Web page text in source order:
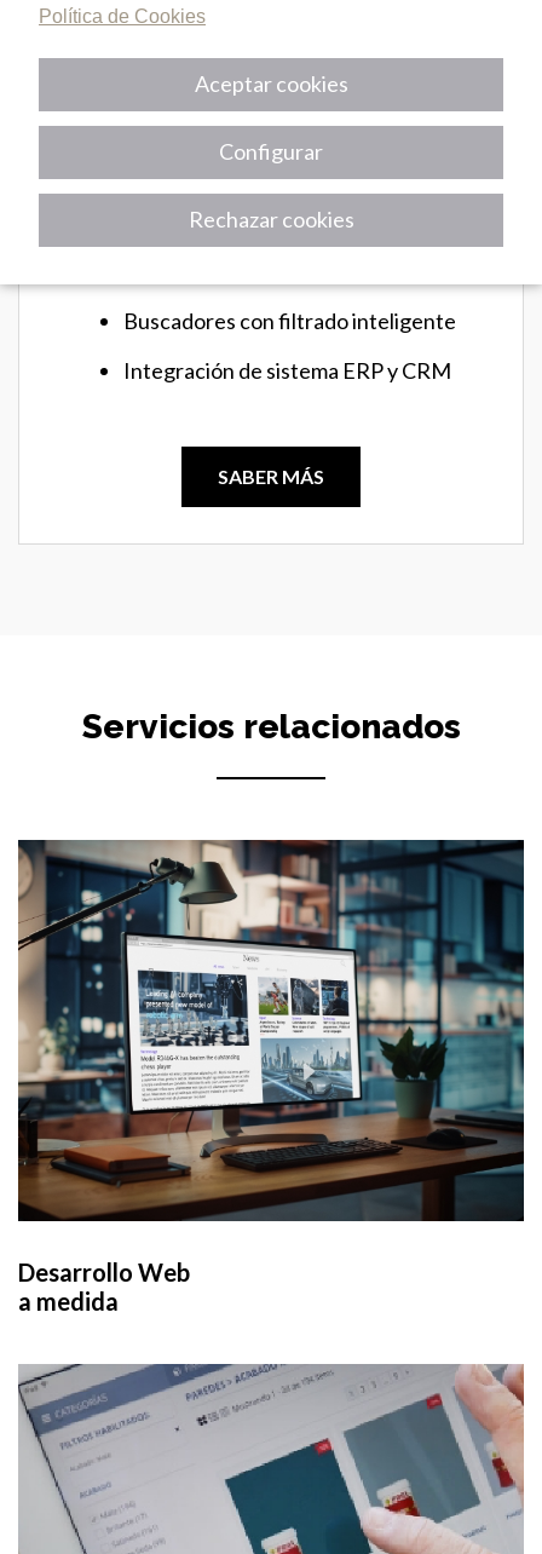
Política de Cookies
Aceptar cookies
Rechazar cookies
Configurar
Gestión de contenido versátil
Buscadores con filtrado inteligente
Integración de sistema ERP y CRM
SABER MÁS
Servicios relacionados
Desarrollo Web
a medida